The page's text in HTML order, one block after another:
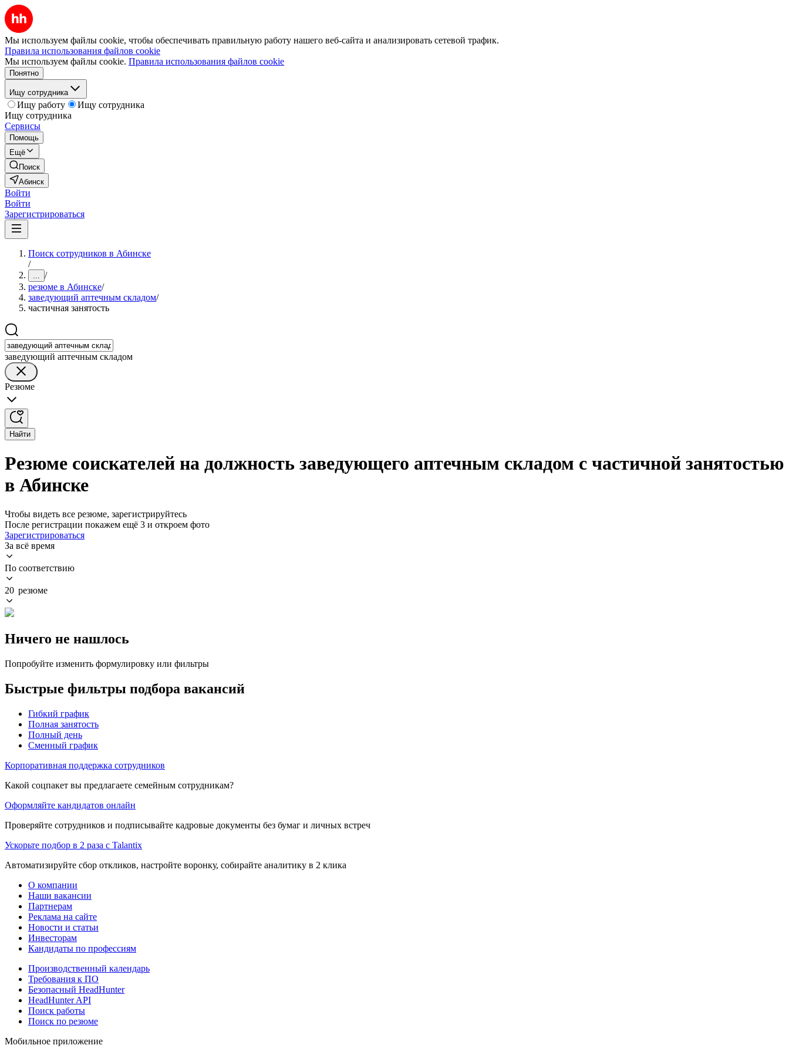
Мы используем файлы cookie, чтобы обеспечивать правильную работу нашего веб-сайта и анализировать сетевой трафик.
Правила использования файлов cookie
Мы используем файлы cookie. Правила использования файлов cookie
Понятно
Ищу сотрудника
Ищу работу
Ищу сотрудника
Ищу сотрудника
Сервисы
Помощь
Ещё
Поиск
Абинск
Войти
Войти
Зарегистрироваться
Поиск сотрудников в Абинске
/
... /
резюме в Абинске/
заведующий аптечным складом/
частичная занятость
заведующий аптечным складом
Резюме
Найти
Резюме соискателей на должность заведующего аптечным складом с частичной занятостью
в Абинске
Чтобы видеть все резюме, зарегистрируйтесь
После регистрации покажем ещё 3 и откроем фото
Зарегистрироваться
За всё время
По соответствию
20 резюме
Ничего не нашлось
Попробуйте изменить формулировку или фильтры
Быстрые фильтры подбора вакансий
Гибкий график
Полная занятость
Полный день
Сменный график
Корпоративная поддержка сотрудников
Какой соцпакет вы предлагаете семейным сотрудникам?
Оформляйте кандидатов онлайн
Проверяйте сотрудников и подписывайте кадровые документы без бумаг и личных встреч
Ускорьте подбор в 2 раза с Talantix
Автоматизируйте сбор откликов, настройте воронку, собирайте аналитику в 2 клика
О компании
Наши вакансии
Партнерам
Реклама на сайте
Новости и статьи
Инвесторам
Кандидаты по профессиям
Производственный календарь
Требования к ПО
Безопасный HeadHunter
HeadHunter API
Поиск работы
Поиск по резюме
Мобильное приложение